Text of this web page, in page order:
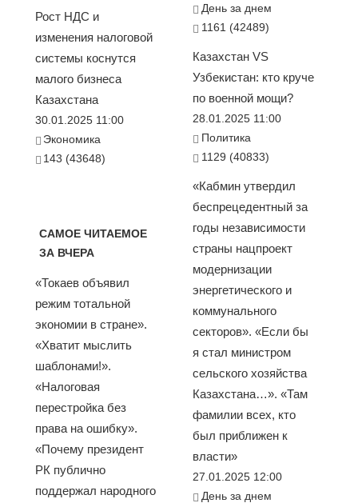
Рост НДС и
изменения налоговой
системы коснутся
малого бизнеса
Казахстана
30.01.2025 11:00
Экономика
143 (43648)
САМОЕ ЧИТАЕМОЕ
ЗА ВЧЕРА
«Токаев объявил
режим тотальной
экономии в стране».
«Хватит мыслить
шаблонами!».
«Налоговая
перестройка без
права на ошибку».
«Почему президент
РК публично
поддержал народного
День за днем
1161 (42489)
Казахстан VS
Узбекистан: кто круче
по военной мощи?
28.01.2025 11:00
Политика
1129 (40833)
«Кабмин утвердил
беспрецедентный за
годы независимости
страны нацпроект
модернизации
энергетического и
коммунального
секторов». «Если бы
я стал министром
сельского хозяйства
Казахстана…». «Там
фамилии всех, кто
был приближен к
власти»
27.01.2025 12:00
День за днем